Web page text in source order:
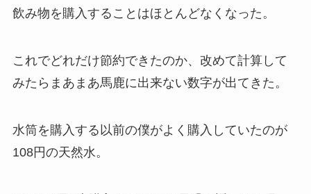
飲み物を購入することはほとんどなくなった。
これでどれだけ節約できたのか、改めて計算して
みたらまあまあ馬鹿に出来ない数字が出てきた。
水筒を購入する以前の僕がよく購入していたのが
108円の天然水。